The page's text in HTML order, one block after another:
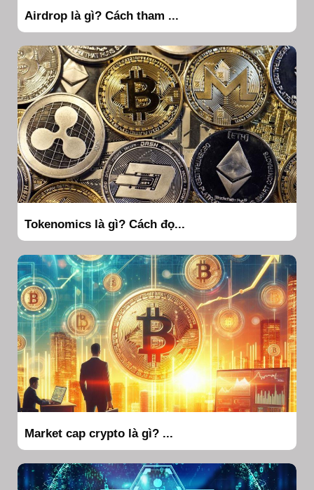
Airdrop là gì? Cách tham ...
Tokenomics là gì? Cách đọ...
Market cap crypto là gì? ...